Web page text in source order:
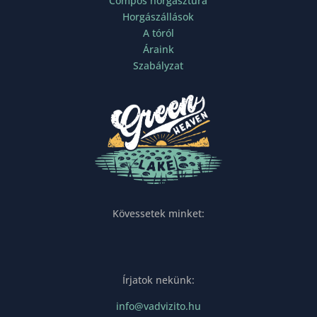
Horgászállások
A tóról
Áraink
Szabályzat
Kövessetek minket:
Írjatok nekünk:
info@vadvizito.hu